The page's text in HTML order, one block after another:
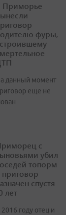
Приморье
фуры,
данный момент
еще не
с
убил
топорм
приговор
спустя
лет
2016 году отец и